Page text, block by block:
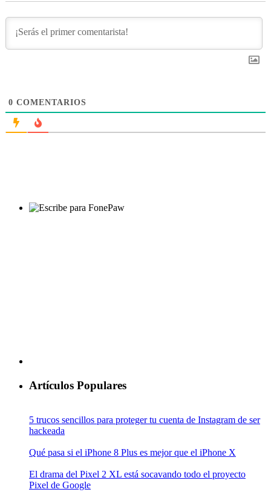
0 COMENTARIOS
Artículos Populares
5 trucos sencillos para proteger tu cuenta de Instagram de ser
hackeada
Qué pasa si el iPhone 8 Plus es mejor que el iPhone X
El drama del Pixel 2 XL está socavando todo el proyecto
Pixel de Google